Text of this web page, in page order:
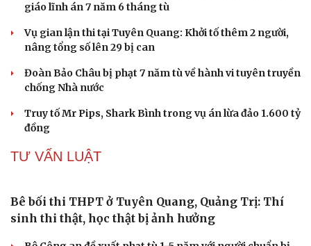
Cải chính
được xem xét giảm nhẹ?
Đề xuất các trường hợp có thể nộp tiền để hưởng án
treo, thay thế hình phạt tù
Bộ Công an đẩy mạnh việc tự động cập nhật, điều chỉnh
thông tin cư trú
TIN NÓNG
hành tại TP.HCM
Bổ sung thẩm quyền xử phạt vi phạm hành chính với
nhiều chức danh